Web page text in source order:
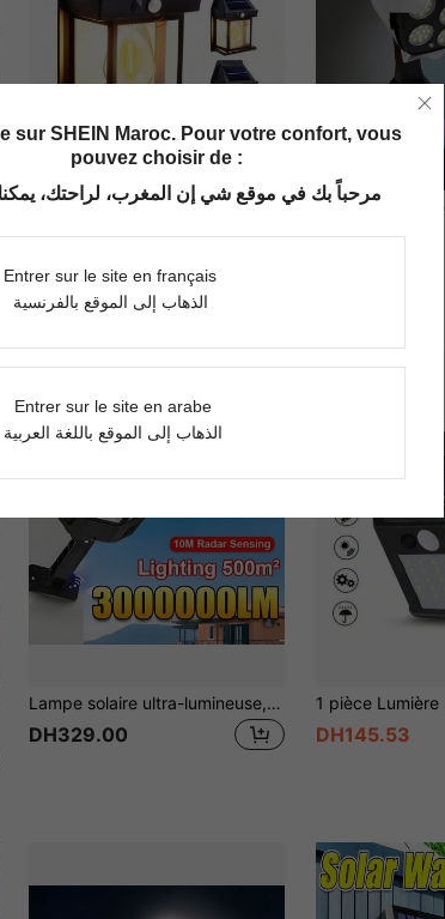
1 pièce Lumière murale solaire extérieure Lumière de avec détecteur de mouvement 3 modes Lumières murales décoratives Convient pour les cours
DH190.00 DH251.00
Lampe solaire ultra-lumineuse, lampe de rue haute puissance, lampe LED solaire à détecteur de mouvement pour l'extérieur, matériau ABS, projecteur de jardin, lampe murale, lampe de jardin multifonction étanche pour l'extérieur, convient pour les maisons, le camping, les zones rurales et les rues
DH329.00 DH145.53
sur SHEIN Maroc. Pour votre confort, vous
pouvez choisir de :
مرحباً بك في موقع شي إن المغرب، لراحتك،
Entrer sur le site en français
الذهاب إلى الموقع بالفرنسية
Entrer sur le site en arabe
الذهاب إلى الموقع باللغة العربية